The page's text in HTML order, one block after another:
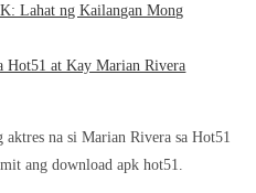
Lahat ng Kailangan Mong
Hot51 at Kay Marian Rivera
na si Marian Rivera sa Hot51
ang download apk hot51.